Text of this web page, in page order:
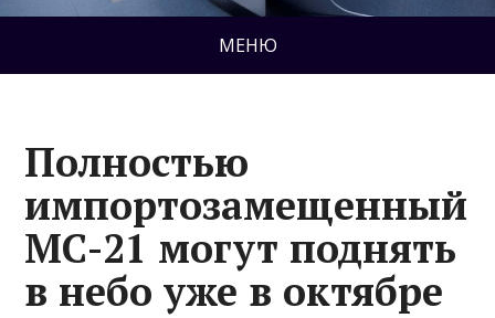
МЕНЮ
Полностью
импортозамещенный
МС-21 могут поднять
в небо уже в октябре